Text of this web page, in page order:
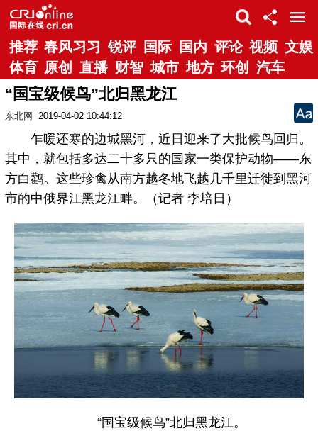
推荐 春风习习 锐评 国际 国内 评论 视频 文娱
体育 原创 直播 财智 城市 地方 环创 汽车
“国宝级候鸟”北归黑龙江
东北网 2019-04-02 10:44:12
乍暖还寒的边城黑河，近日迎来了大批候鸟回归。
其中，就包括多达二十多只的国家一类保护动物——东
方白鹳。这些珍禽从南方越冬地飞越几千里迁徙到黑河
市的中俄界江黑龙江畔。（记者 李培日）
“国宝级候鸟”北归黑龙江。